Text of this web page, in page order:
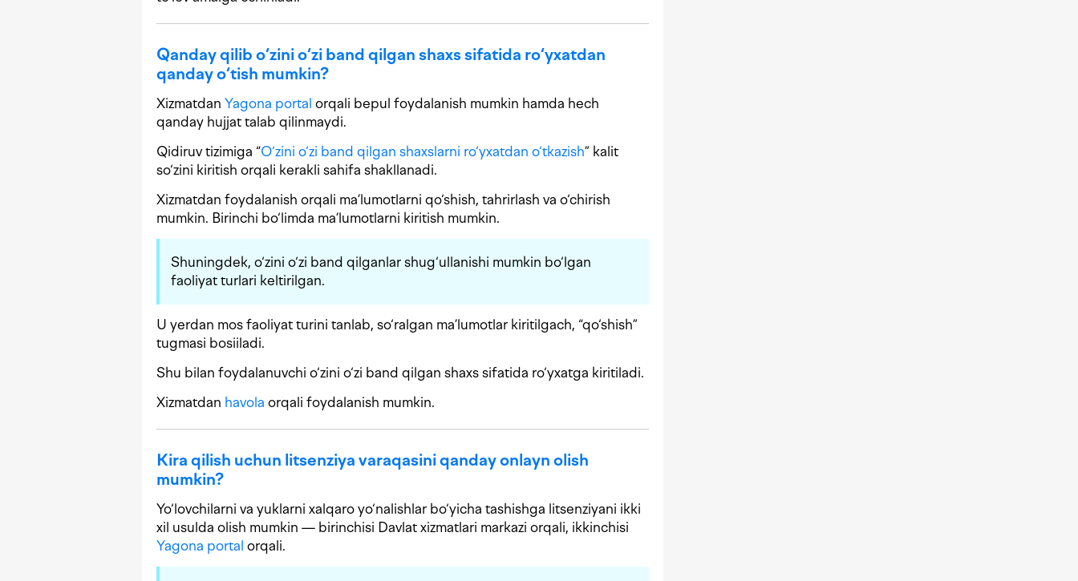
Qanday qilib o‘zini o‘zi band qilgan shaxs sifatida ro‘yxatdan
qanday o‘tish mumkin?
Xizmatdan Yagona portal orqali bepul foydalanish mumkin hamda hech
qanday hujjat talab qilinmaydi.
Qidiruv tizimiga “O‘zini o‘zi band qilgan shaxslarni ro‘yxatdan o‘tkazish” kalit
so‘zini kiritish orqali kerakli sahifa shakllanadi.
Xizmatdan foydalanish orqali ma’lumotlarni qo‘shish, tahrirlash va o‘chirish
mumkin. Birinchi bo‘limda ma’lumotlarni kiritish mumkin.
Shuningdek, o‘zini o‘zi band qilganlar shug‘ullanishi mumkin bo‘lgan
faoliyat turlari keltirilgan.
U yerdan mos faoliyat turini tanlab, so‘ralgan ma’lumotlar kiritilgach, “qo‘shish”
tugmasi bosiiladi.
Shu bilan foydalanuvchi o‘zini o‘zi band qilgan shaxs sifatida ro‘yxatga kiritiladi.
Xizmatdan havola orqali foydalanish mumkin.
Kira qilish uchun litsenziya varaqasini qanday onlayn olish
mumkin?
Yo‘lovchilarni va yuklarni xalqaro yo‘nalishlar bo‘yicha tashishga litsenziyani ikki
xil usulda olish mumkin — birinchisi Davlat xizmatlari markazi orqali, ikkinchisi
Yagona portal orqali.